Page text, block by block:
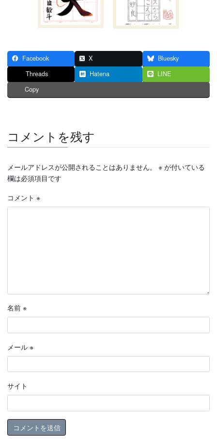
Facebook X
Bluesky
Threads
Hatena
LINE
Copy
コメントを残す
メールアドレスが公開されることはありません。 ※ が付いている
欄は必須項目です
コメント ※
名前 ※
メール ※
サイト